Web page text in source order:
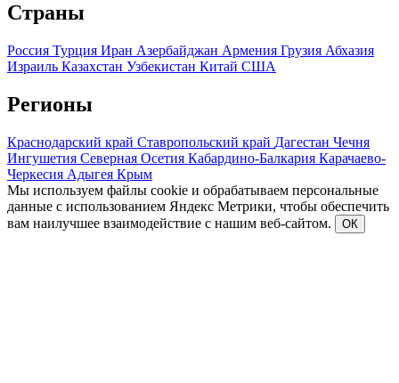
Страны
Россия Турция Иран Азербайджан Армения Грузия Абхазия
Израиль Казахстан Узбекистан Китай США
Регионы
Краснодарский край Ставропольский край Дагестан Чечня
Ингушетия Северная Осетия Кабардино-Балкария Карачаево-
Черкесия Адыгея Крым
Мы используем файлы cookie и обрабатываем персональные
данные с использованием Яндекс Метрики, чтобы обеспечить
вам наилучшее взаимодействие с нашим веб-сайтом.
ОК